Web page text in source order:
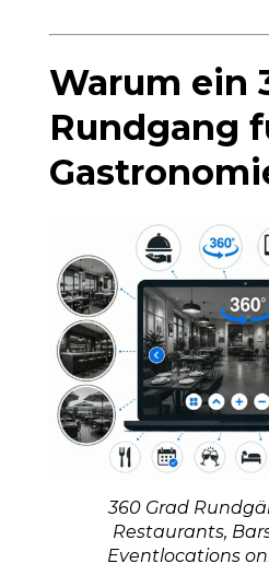
Warum ein
Rundgang
360 Grad
Restaurants,
Eventlocations